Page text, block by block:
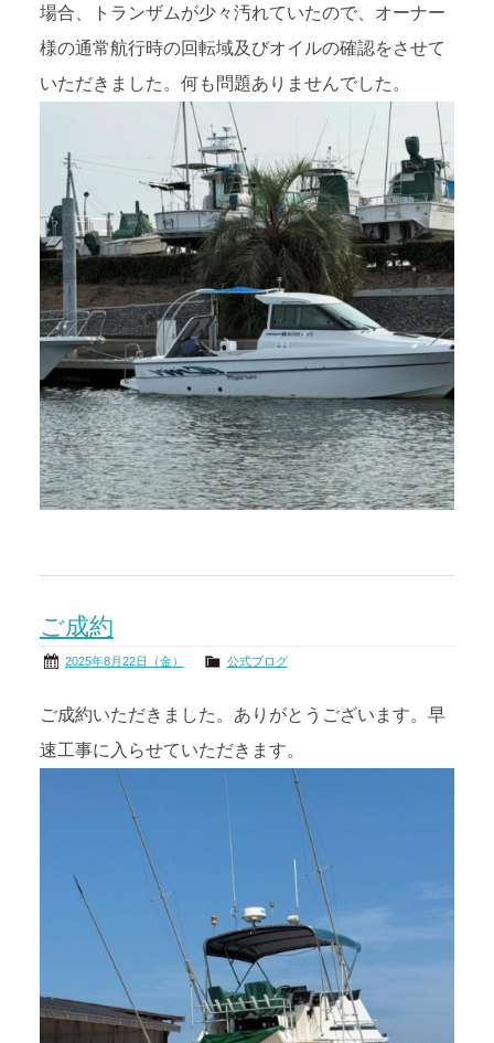
場合、トランザムが少々汚れていたので、オーナー
様の通常航行時の回転域及びオイルの確認をさせて
いただきました。何も問題ありませんでした。
ご成約
2025年8月22日（金） 公式ブログ
ご成約いただきました。ありがとうございます。早
速工事に入らせていただきます。